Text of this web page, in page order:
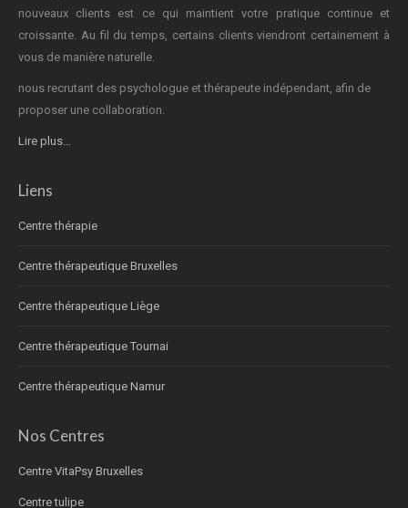
nouveaux clients est ce qui maintient votre pratique continue et
croissante. Au fil du temps, certains clients viendront certainement à
vous de manière naturelle.
nous recrutant des psychologue et thérapeute indépendant, afin de
proposer une collaboration.
Lire plus…
Liens
Centre thérapie
Centre thérapeutique Bruxelles
Centre thérapeutique Liège
Centre thérapeutique Tournai
Centre thérapeutique Namur
Nos Centres
Centre VitaPsy Bruxelles
Centre tulipe